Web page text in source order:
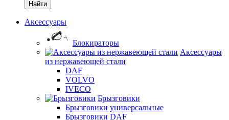
Найти
Аксессуары
Блокираторы
Аксессуары
из нержавеющей стали
DAF
VOLVO
IVECO
Брызговики
Брызговики универсальные
Брызговики DAF